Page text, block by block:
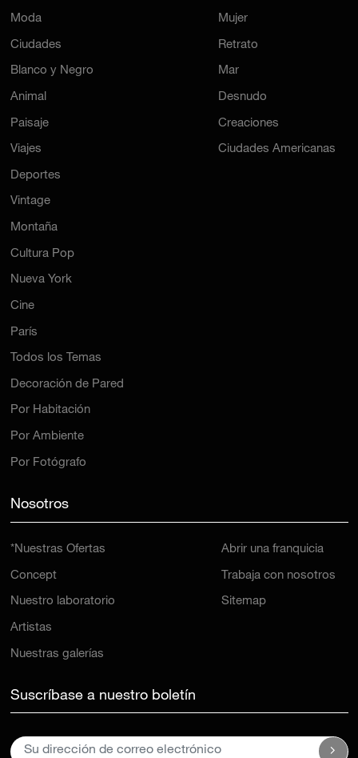
Moda
Ciudades
Blanco y Negro
Animal
Paisaje
Viajes
Deportes
Mujer
Retrato
Mar
Desnudo
Creaciones
Ciudades Americanas
Vintage
Montaña
Cultura Pop
Nueva York
Cine
París
Todos los Temas
Decoración de Pared
Por Habitación
Por Ambiente
Por Fotógrafo
Nosotros
*Nuestras Ofertas
Concept
Nuestro laboratorio
Artistas
Nuestras galerías
Abrir una franquicia
Trabaja con nosotros
Sitemap
Suscríbase a nuestro boletín